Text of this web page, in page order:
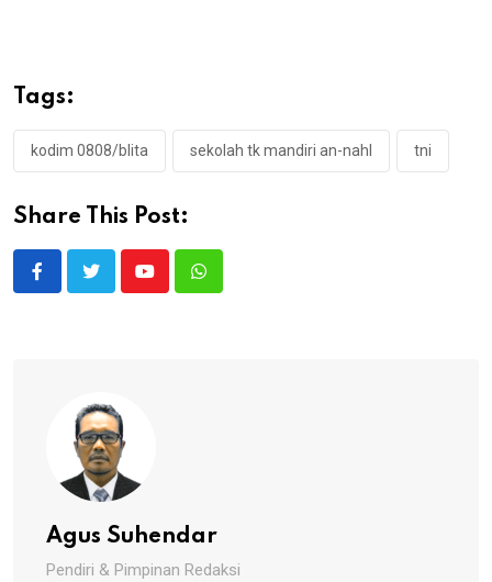
Tags:
kodim 0808/blita sekolah tk mandiri an-nahl tni
Share This Post:
YoutubeWhatsapp
Agus Suhendar
Pendiri & Pimpinan Redaksi